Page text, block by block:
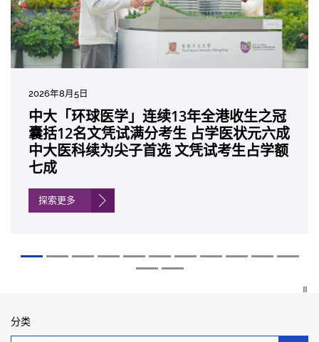
2026年8月5日
中大「环球医学」连续13年全港收生之冠
囊括12名文凭试满分考生 占学医状元六成
中大医科续为尖子首选 文凭试考生占学额
七成
探索更多
2026年7月27日
中大成立崭新 ITECH医疗科技评估平台 推
动健康经济分析及价值医疗
探索更多
2026年7月10日
中大研发「AI-OCT」系统助测糖尿黄斑水
肿 假阳性转介个案锐减六成 缩短患者轮
候诊症时间
2026年7月10日
中大黄秀娟教授获颁中国工程界最高荣誉
「光华工程科技奖」 成为今届医药衞生领
域唯一香港学者
2026年7月7日
中大新设「香港中文大学凤凰奖学金」嘉
许公开试状元 鼓励学医状元走出课堂放眼
世界 装备21世纪妙手仁医
2026年6月29日
中大全新一站式PGT-Plus方案 精准辨识
传统检测中复杂基因异常「盲点」 降低人
工受孕流产及异常妊娠风险
2026年6月22日
中大发现青光眼治疗新靶点 小鼠实验证实
可恢复七成视力 有助开创崭新神经保护疗
法
2026年6月17日
中大成功拆解肝癌免疫治疗耐药性机制 揭
一种免疫细胞具「除废喂食」新功能助癌
细胞耐药性
2026年6月10日
中大与多名全球专家共同牵头跨国肺癌研
究 逾半晚期ALK阳性肺癌病人七年无恶化
因特定基因异常而引起的肺癌有望变成
「慢性病」 患者可与病共存
探索更多
2026年6月5日
中大教授陈重娥获颁「清野裕杰出领袖
奖」 成为本港首名学者荣膺亚洲糖尿病教
研最高荣誉
2026年6月2日
中大汇聚逾200位区域专家 探讨私人医疗
保险如何推动全民健康覆盖
探索更多
2026年5月19日
中大张源津医生成首位亚洲研究员 荣获国
际泌尿科权威奖项John K. Lattimer 讲座
奖
2026年5月14日
中大取得「从实验室到临床应用」研究突
破 初步证实GLP-1药物可改善严重中风康
复情况
分类